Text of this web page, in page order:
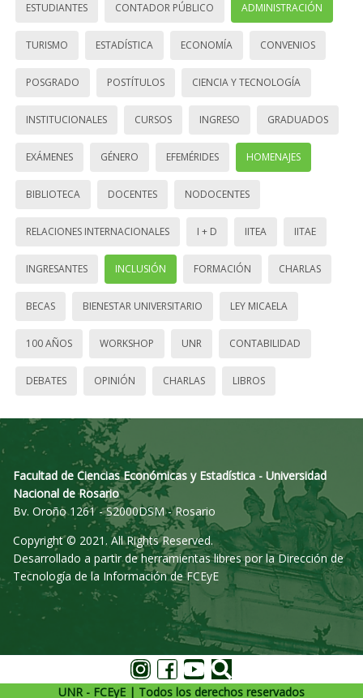
ESTUDIANTES CONTADOR PÚBLICO ADMINISTRACIÓN
TURISMO ESTADÍSTICA ECONOMÍA CONVENIOS
POSGRADO POSTÍTULOS CIENCIA Y TECNOLOGÍA
INSTITUCIONALES CURSOS INGRESO GRADUADOS
EXÁMENES GÉNERO EFEMÉRIDES HOMENAJES
BIBLIOTECA DOCENTES NODOCENTES
RELACIONES INTERNACIONALES I + D IITEA IITAE
INGRESANTES INCLUSIÓN FORMACIÓN CHARLAS
BECAS BIENESTAR UNIVERSITARIO LEY MICAELA
100 AÑOS WORKSHOP UNR CONTABILIDAD
DEBATES OPINIÓN CHARLAS LIBROS
Facultad de Ciencias Económicas y Estadística - Universidad
Nacional de Rosario
Bv. Oroño 1261 - S2000DSM - Rosario
Copyright © 2021. All Rights Reserved.
Desarrollado a partir de herramientas libres por la Dirección de
Tecnología de la Información de FCEyE
UNR - FCEyE | Todos los derechos reservados